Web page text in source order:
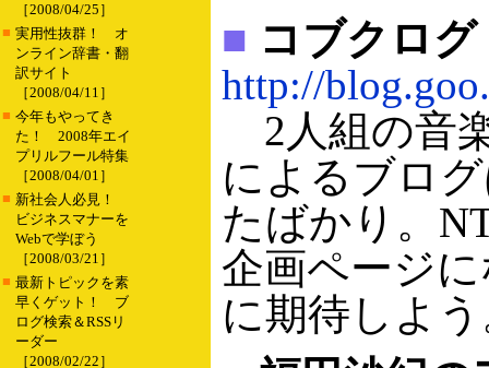
［2008/04/25］
■ 実用性抜群！ オ
ンライン辞書・翻
訳サイト
［2008/04/11］
■ 今年もやってき
た！ 2008年エイ
プリルフール特集
［2008/04/01］
■ 新社会人必見！
ビジネスマナーを
Webで学ぼう
［2008/03/21］
■ 最新トピックを素
早くゲット！ ブ
ログ検索＆RSSリ
ーダー
［2008/02/22］
■ コブクログ
http://
2人組の音
によるブロ
たばかり。
企画ページ
に期待しよ